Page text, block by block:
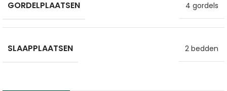
GORDELPLAATSEN 4 gordels
SLAAPPLAATSEN 2 bedden